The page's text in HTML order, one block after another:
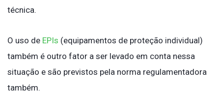
técnica.
O uso de EPIs (equipamentos de proteção individual)
também é outro fator a ser levado em conta nessa
situação e são previstos pela norma regulamentadora
também.